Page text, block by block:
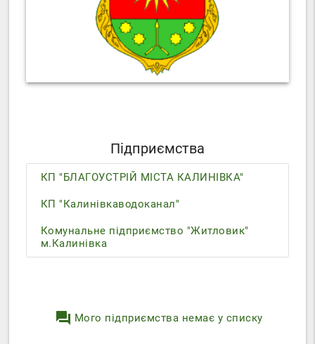
Підприємства
КП "БЛАГОУСТРІЙ МІСТА КАЛИНІВКА"
КП "Калинівкаводоканал"
Комунальне підприємство "Житловик"
м.Калинівка
question_answer Мого підприємства немає у списку